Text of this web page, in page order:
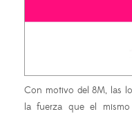
Con motivo del 8M, las
la fuerza que el